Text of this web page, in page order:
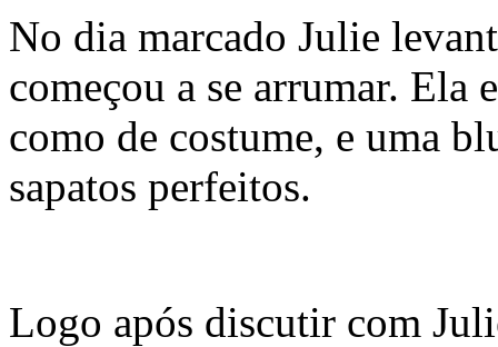
No dia marcado Julie
começou a se arrumar. Ela
como de costume, e uma
sapatos perfeitos.
Logo após discutir com